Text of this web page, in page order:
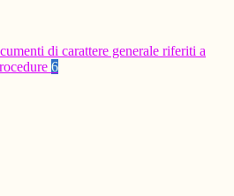
di carattere generale riferiti a
6